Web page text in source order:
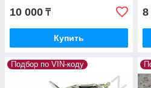
10 000 ₸
Купить
8
Подбор по VIN-коду